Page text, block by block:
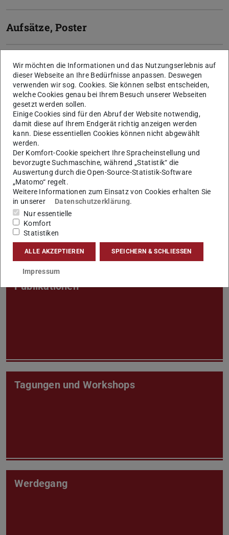
Aufsätze, Poster
Online Ressourcen/Datenbanken
Populärwissenschaftliches
Vorträge, Präsentationen
(Auswahl)
Forschung
Publikationen
Tagungen und Workshops
Werdegang
Wir möchten die Informationen und das Nutzungserlebnis auf
dieser Webseite an Ihre Bedürfnisse anpassen. Deswegen
verwenden wir sog. Cookies. Sie können selbst entscheiden,
welche Cookies genau bei Ihrem Besuch unserer Webseiten
gesetzt werden sollen.
Einige Cookies sind für den Abruf der Website notwendig,
damit diese auf Ihrem Endgerät richtig anzeigen werden
kann. Diese essentiellen Cookies können nicht abgewählt
werden.
Der Komfort-Cookie speichert Ihre Spracheinstellung und
bevorzugte Suchmaschine, während „Statistik“ die
Auswertung durch die Open-Source-Statistik-Software
„Matomo“ regelt.
Weitere Informationen zum Einsatz von Cookies erhalten Sie
in unserer
Datenschutzerklärung.
Nur essentielle
Komfort
Statistiken
ALLE AKZEPTIEREN SPEICHERN & SCHLIESSEN
Impressum